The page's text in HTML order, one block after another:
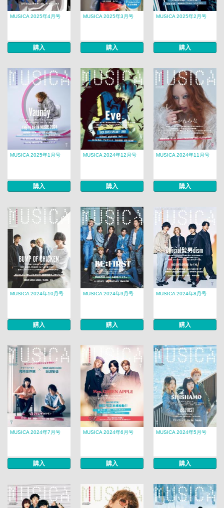
MUSICA 2025年4月号
購入
MUSICA 2025年3月号
購入
MUSICA 2025年2月号
購入
MUSICA 2025年1月号
購入
MUSICA 2024年12月号
購入
MUSICA 2024年11月号
購入
MUSICA 2024年10月号
購入
MUSICA 2024年9月号
購入
MUSICA 2024年8月号
購入
MUSICA 2024年7月号
購入
MUSICA 2024年6月号
購入
MUSICA 2024年5月号
購入